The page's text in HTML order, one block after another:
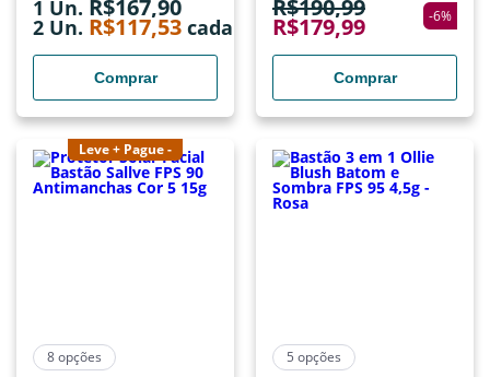
1 Un. R$167,90
2 Un. R$117,53 cada
Comprar
R$190,99
R$179,99 -6%
Comprar
Leve + Pague -
8opções 5 opções